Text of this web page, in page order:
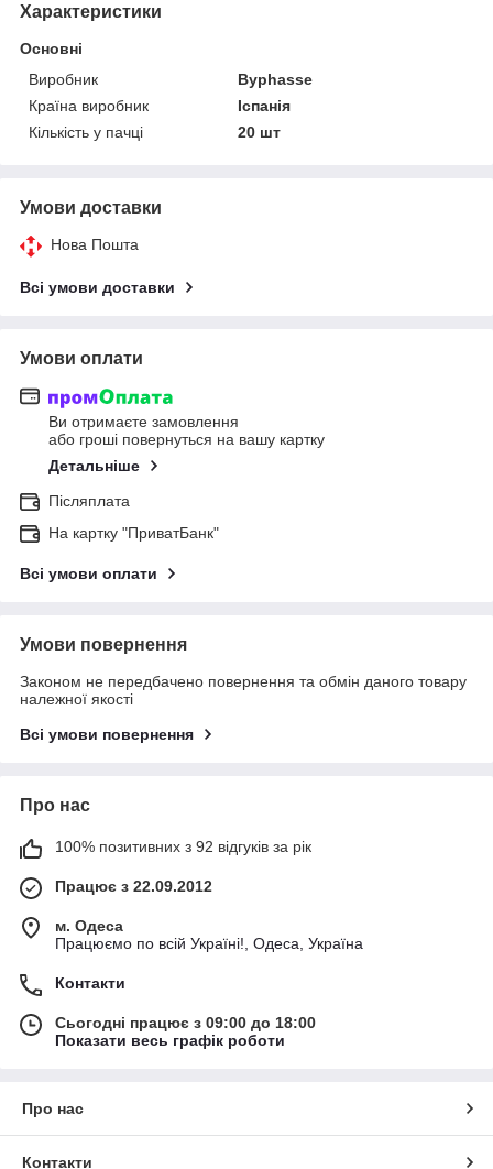
Характеристики
Основні
Виробник
Byphasse
Країна виробник
Іспанія
Кількість у пачці
20 шт
Умови доставки
Нова Пошта
Всі умови доставки
Умови оплати
Ви отримаєте замовлення
або гроші повернуться на вашу картку
Детальніше
Післяплата
На картку "ПриватБанк"
Всі умови оплати
Умови повернення
Законом не передбачено повернення та обмін даного товару
належної якості
Всі умови повернення
Про нас
100% позитивних з 92 відгуків за рік
Працює з 22.09.2012
м. Одеса
Працюємо по всій Україні!, Одеса, Україна
Контакти
Сьогодні працює з 09:00 до 18:00
Показати весь графік роботи
Про нас
Контакти